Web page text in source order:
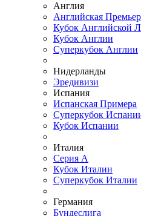
Англия
Английская
Кубок Английской
Кубок Англии
Суперкубок Англии
Нидерланды
Эредивизи
Испания
Испанская Примера
Суперкубок
Кубок Испании
Италия
Серия А
Кубок Италии
Суперкубок Италии
Германия
Бундеслига